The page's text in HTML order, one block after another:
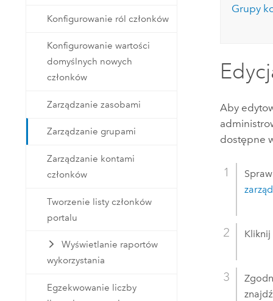
Konfigurowanie ról członków
Konfigurowanie wartości
domyślnych nowych
członków
Zarządzanie zasobami
Zarządzanie grupami
Zarządzanie kontami
członków
Tworzenie listy członków
portalu
Wyświetlanie raportów
wykorzystania
Egzekwowanie liczby
Grupy
Aby
dostępne